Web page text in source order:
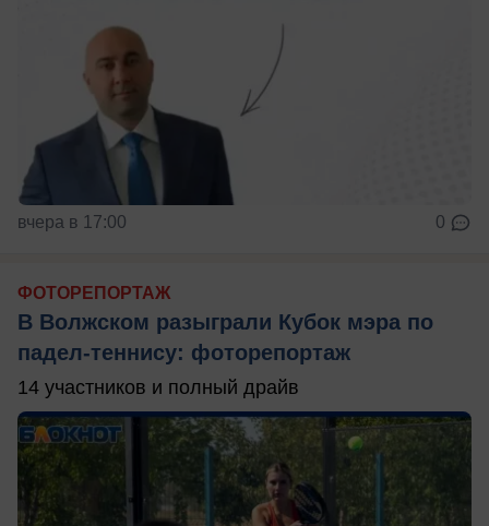
вчера в 17:00 0
ФОТОРЕПОРТАЖ
В Волжском разыграли Кубок мэра по
падел-теннису: фоторепортаж
14 участников и полный драйв